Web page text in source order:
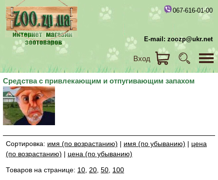
067-616-01-00
E-mail: zoozp@ukr.net
Вход
Средства с привлекающим и отпугивающим запахом
Сортировка: имя (по возрастанию) | имя (по убыванию) | цена
(по возрастанию) | цена (по убыванию)
Товаров на странице: 10 20 50 100